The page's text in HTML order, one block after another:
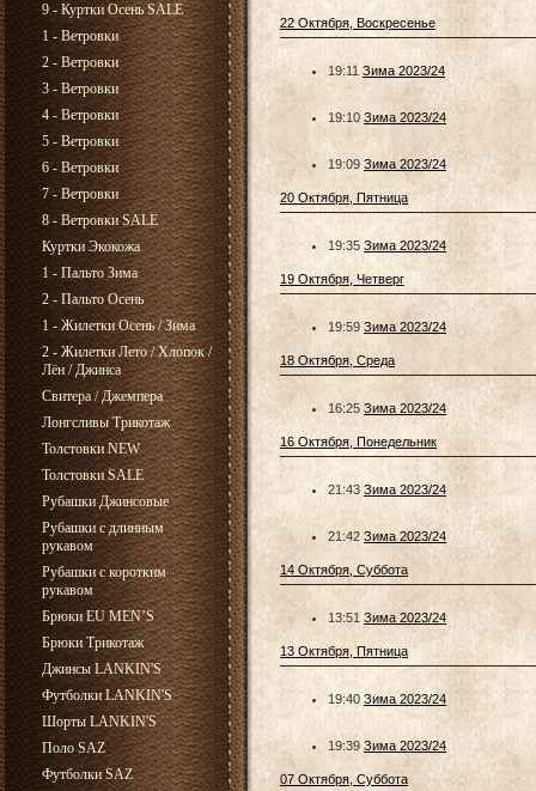
9 - Куртки Осень SALE
1 - Ветровки
2 - Ветровки
3 - Ветровки
4 - Ветровки
5 - Ветровки
6 - Ветровки
7 - Ветровки
8 - Ветровки SALE
Куртки Экокожа
1 - Пальто Зима
2 - Пальто Осень
1 - Жилетки Осень / Зима
2 - Жилетки Лето / Хлопок /
Лён / Джинса
Свитера / Джемпера
Лонгсливы Трикотаж
Толстовки NEW
Толстовки SALE
Рубашки Джинсовые
Рубашки с длинным
рукавом
Рубашки с коротким
рукавом
Брюки EU MEN’S
Брюки Трикотаж
Джинсы LANKIN'S
Футболки LANKIN'S
Шорты LANKIN'S
Поло SAZ
Футболки SAZ
22 Октября, Воскресенье
19:11 Зима 2023/24
19:10 Зима 2023/24
19:09 Зима 2023/24
20 Октября, Пятница
19:35 Зима 2023/24
19 Октября, Четверг
19:59 Зима 2023/24
18 Октября, Среда
16:25 Зима 2023/24
16 Октября, Понедельник
21:43 Зима 2023/24
21:42 Зима 2023/24
14 Октября, Суббота
13:51 Зима 2023/24
13 Октября, Пятница
19:40 Зима 2023/24
19:39 Зима 2023/24
07 Октября, Суббота